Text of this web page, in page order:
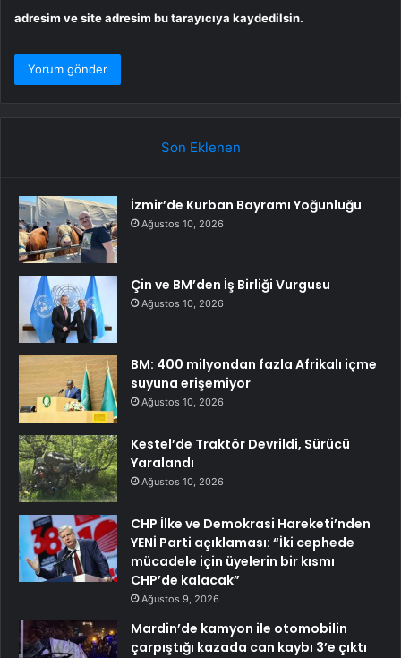
adresim ve site adresim bu tarayıcıya kaydedilsin.
Son Eklenen
İzmir’de Kurban Bayramı Yoğunluğu
Ağustos 10, 2026
Çin ve BM’den İş Birliği Vurgusu
Ağustos 10, 2026
BM: 400 milyondan fazla Afrikalı içme
suyuna erişemiyor
Ağustos 10, 2026
Kestel’de Traktör Devrildi, Sürücü
Yaralandı
Ağustos 10, 2026
CHP İlke ve Demokrasi Hareketi’nden
YENİ Parti açıklaması: “İki cephede
mücadele için üyelerin bir kısmı
CHP’de kalacak”
Ağustos 9, 2026
Mardin’de kamyon ile otomobilin
çarpıştığı kazada can kaybı 3’e çıktı